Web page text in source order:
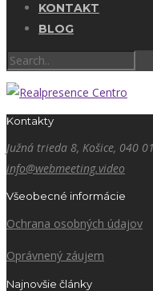
KONTAKT
BLOG
Kontakty
Južná trieda 8, Košice, 040 01
info@webmeeting.video
Všeobecné informácie
Ochrana osobných údajov
Oprávnený záujem
Najnovšie články